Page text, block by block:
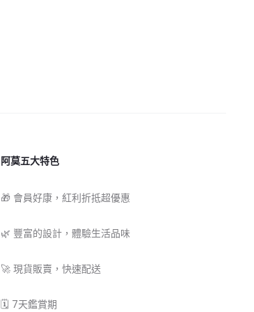
阿莫五大特色
🎁 會員好康，紅利折抵超優惠
🌿 豐富的設計，體驗生活品味
🚀 現貨販賣，快速配送
🗓 7天鑑賞期